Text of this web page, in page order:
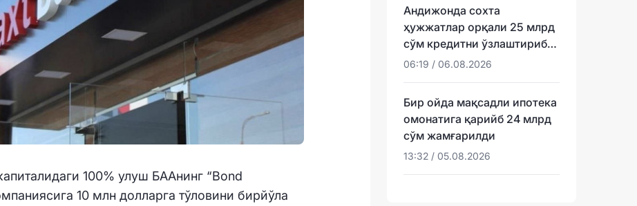
100% улуш БААнинг “Bond
10 млн долларга тўловини бирйўла
Андижонда сохта
ҳужжатлар орқали 25 млрд
сўм кредитни ўзлаштириб
юборганлар аниқланди
06:19 / 06.08.2026
Бир ойда мақсадли ипотека
омонатига қарийб 24 млрд
сўм жамғарилди
13:32 / 05.08.2026